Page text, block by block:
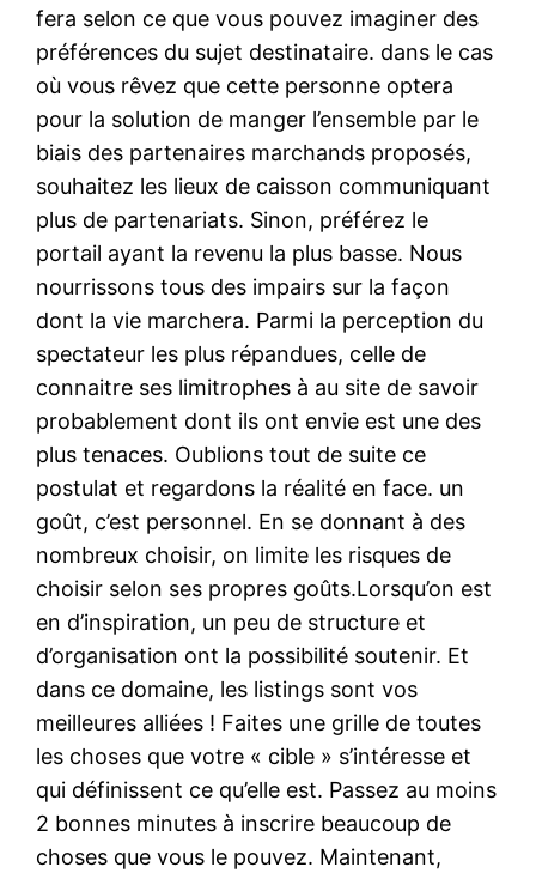
fera selon ce que vous pouvez imaginer des
préférences du sujet destinataire. dans le cas
où vous rêvez que cette personne optera
pour la solution de manger l’ensemble par le
biais des partenaires marchands proposés,
souhaitez les lieux de caisson communiquant
plus de partenariats. Sinon, préférez le
portail ayant la revenu la plus basse. Nous
nourrissons tous des impairs sur la façon
dont la vie marchera. Parmi la perception du
spectateur les plus répandues, celle de
connaitre ses limitrophes à au site de savoir
probablement dont ils ont envie est une des
plus tenaces. Oublions tout de suite ce
postulat et regardons la réalité en face. un
goût, c’est personnel. En se donnant à des
nombreux choisir, on limite les risques de
choisir selon ses propres goûts.Lorsqu’on est
en d’inspiration, un peu de structure et
d’organisation ont la possibilité soutenir. Et
dans ce domaine, les listings sont vos
meilleures alliées ! Faites une grille de toutes
les choses que votre « cible » s’intéresse et
qui définissent ce qu’elle est. Passez au moins
2 bonnes minutes à inscrire beaucoup de
choses que vous le pouvez. Maintenant,